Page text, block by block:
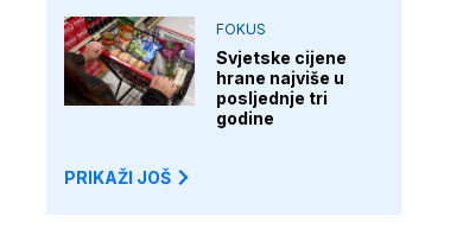
FOKUS
Svjetske cijene
hrane najviše u
posljednje tri
godine
PRIKAŽI JOŠ